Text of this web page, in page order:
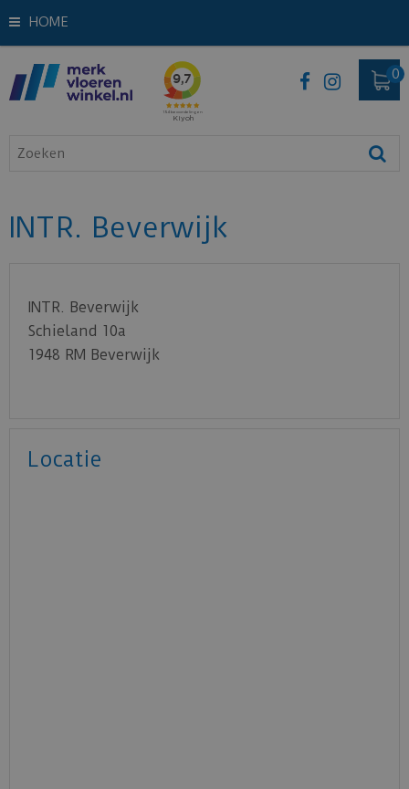
HOME
INTR. Beverwijk
INTR. Beverwijk
Schieland 10a
1948 RM Beverwijk
Locatie